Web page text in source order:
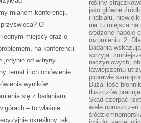
mianem konferencji.
O
jednym miejscy oraz o
na konferencji
jedynie od witryny
temat i ich omówienie
wyników
się z badaniami
górach – to właśnie
określony tak,
rośliny
jako główne
i nabiału,
ma tu miejsca na
słodzone napoje
rozumieniu. 2.
Badania
sprzyja:
naczyniowych,
łatwiejszemu
poprawie
Duża ilość
tłuszczów
Skąd czerpać
wiele